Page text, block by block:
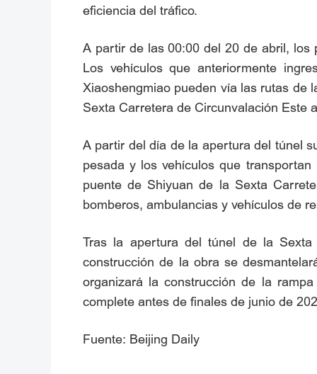
eficiencia del tráfico.
A partir de las 00:00 del 20 de abril, los
Los vehículos que anteriormente
Xiaoshengmiao pueden vía las rutas de
Sexta Carretera de Circunvalación Este
A partir del día de la apertura del túnel
pesada y los vehículos que
puente de Shiyuan de la Sexta
bomberos, ambulancias y vehículos de
Tras la apertura del túnel de la Sexta
construcción de la obra se
organizará la construcción de la
complete antes de finales de junio de
Fuente: Beijing Daily